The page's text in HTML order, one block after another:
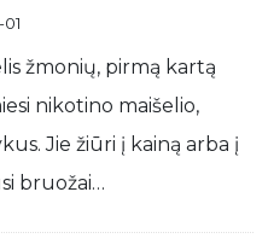
žmonių, pirmą kartą
nikotino maišelio,
Jie žiūri į kainą arba į
bruožai…